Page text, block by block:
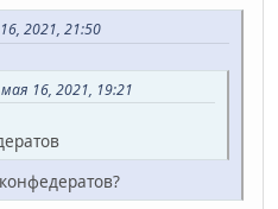
2021, 21:50
16, 2021, 19:21